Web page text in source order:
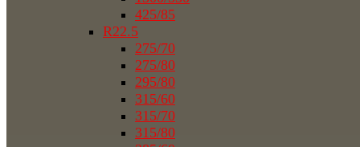
425/85
R22.5
275/70
275/80
295/80
315/60
315/70
315/80